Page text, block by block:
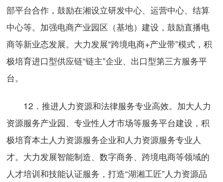
部平台合作，鼓励在湘设立研发中心、运营中心、结算
中心等。加强电商产业园区（基地）建设，鼓励直播电
商等新业态发展。大力发展“跨境电商+产业带”模式，积
极培育进口型供应链“链主”企业、出口型第三方服务平
台。
12．推进人力资源和法律服务专业高效。加大人力
资源服务产业园、专业性人才市场等服务平台建设，积
极培育本土人力资源服务企业和人力资源服务专业人
才。大力发展智能制造、数字商务、跨境电商等领域的
人才培训和技能认证服务，打造“湖湘工匠”人力资源品